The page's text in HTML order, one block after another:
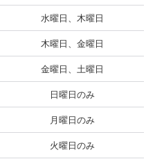
水曜日、木曜日
木曜日、金曜日
金曜日、土曜日
日曜日のみ
月曜日のみ
火曜日のみ